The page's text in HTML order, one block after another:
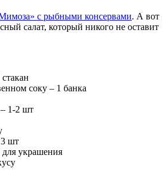
с рыбными консервами. А вот
салат, который никого не оставит
соку – 1 банка
– 1-2 шт
3 шт
для украшения